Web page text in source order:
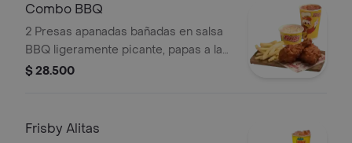
Combo BBQ
2 Presas apanadas bañadas en salsa
BBQ ligeramente picante, papas a la
francesa mediana (60 g), ensalada de
$ 28.500
Frisby Alitas